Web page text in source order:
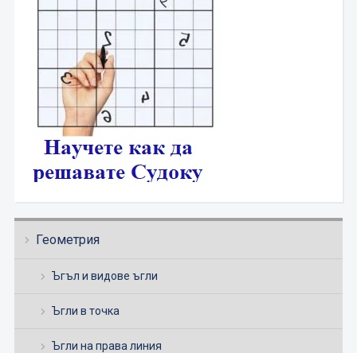
Геометрия
Ъгъл и видове ъгли
Ъгли в точка
Ъгли на права линия